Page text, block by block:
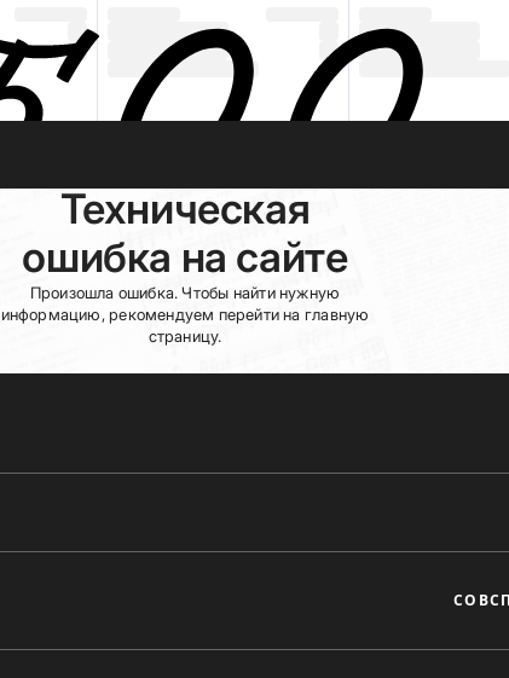
Техническая
ошибка на сайте
Произошла ошибка. Чтобы найти нужную
информацию, рекомендуем перейти на главную
страницу.